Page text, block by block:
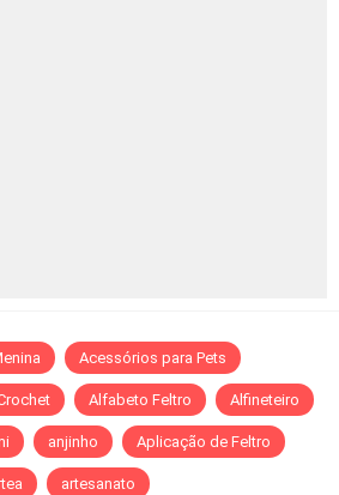
Acessórios para Pets
Alfabeto Feltro Alfineteiro
anjinho Aplicação de Feltro
artesanato